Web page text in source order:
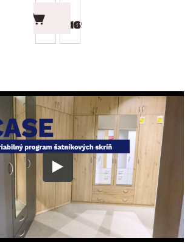
169.90 €169.90 €